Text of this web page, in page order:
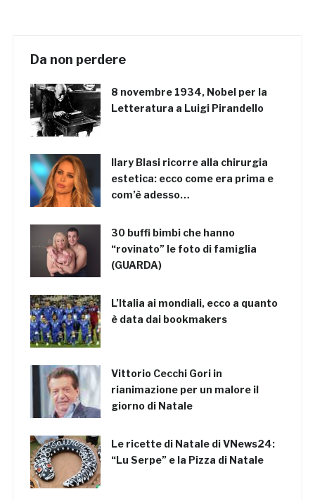
Da non perdere
8 novembre 1934, Nobel per la
Letteratura a Luigi Pirandello
Ilary Blasi ricorre alla chirurgia
estetica: ecco come era prima e
com’è adesso…
30 buffi bimbi che hanno
“rovinato” le foto di famiglia
(GUARDA)
L’Italia ai mondiali, ecco a quanto
è data dai bookmakers
Vittorio Cecchi Gori in
rianimazione per un malore il
giorno di Natale
Le ricette di Natale di VNews24:
“Lu Serpe” e la Pizza di Natale